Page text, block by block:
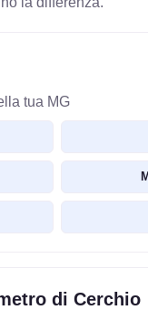
tua MG
di Cerchio